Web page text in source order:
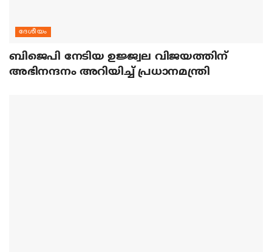
ദേശീയം
ബിജെപി നേടിയ ഉജ്ജ്വല വിജയത്തിന്
അഭിനന്ദനം അറിയിച്ച് പ്രധാനമന്ത്രി